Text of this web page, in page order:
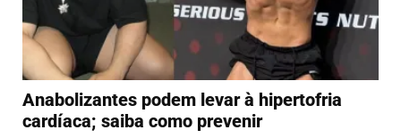
Anabolizantes podem levar à hipertofria
cardíaca; saiba como prevenir